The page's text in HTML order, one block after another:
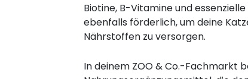
Biotine, B-Vitamine und
ebenfalls förderlich, um deine
Nährstoffen zu versorgen.
In deinem ZOO & Co.-Fachmarkt